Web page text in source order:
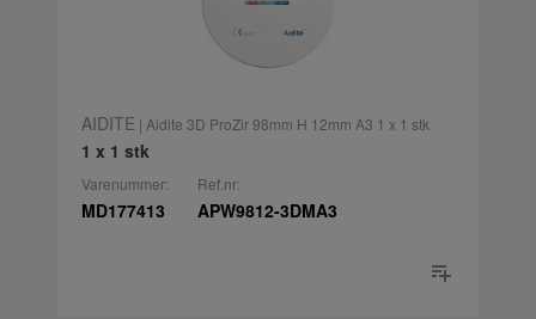
AIDITE | Aidite 3D ProZir 98mm H 12mm A3 1 x 1 stk
1 x 1 stk
Varenummer:
MD177413
Ref.nr:
APW9812-3DMA3